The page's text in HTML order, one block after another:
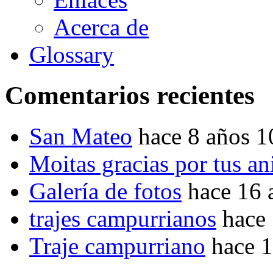
Acerca de
Glossary
Comentarios recientes
San Mateo hace 8 años
Moitas gracias por tus
Galería de fotos hace 16
trajes campurrianos
Traje campurriano hace